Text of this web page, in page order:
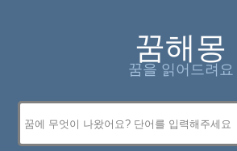
꿈해몽
꿈을 읽어드려요